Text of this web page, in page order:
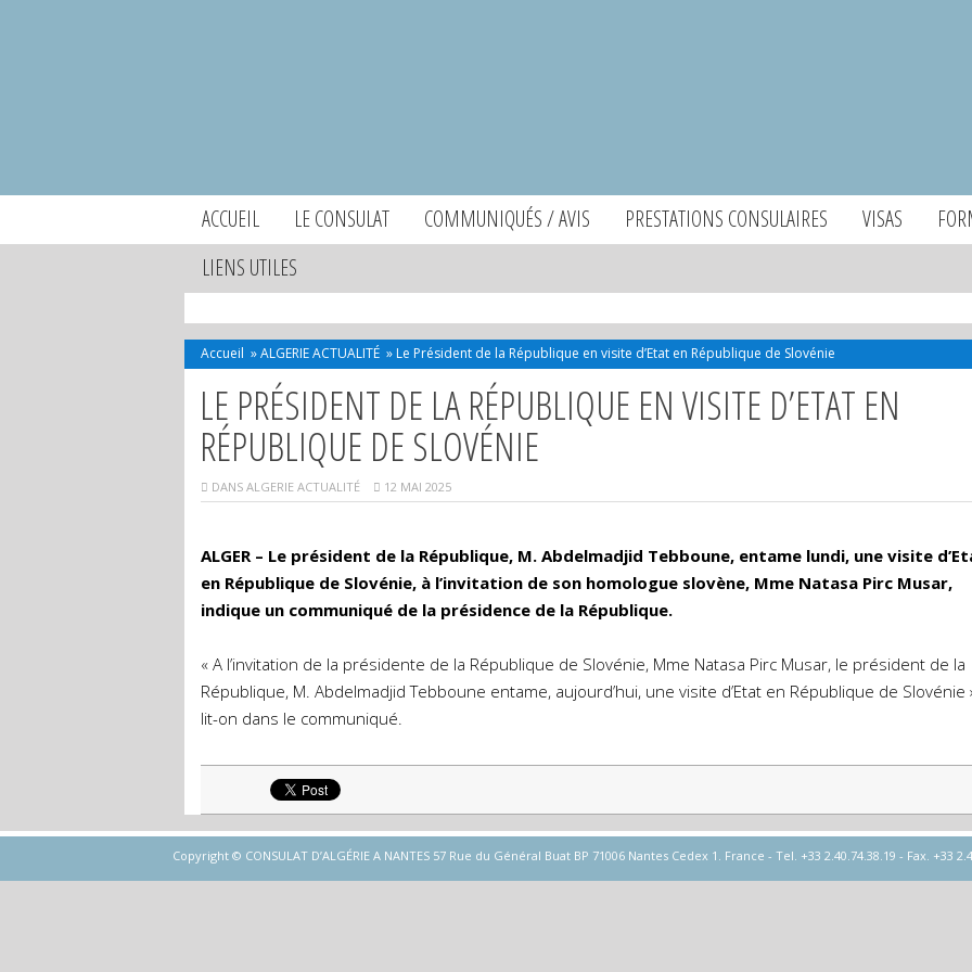
ACCUEIL LE CONSULAT COMMUNIQUÉS / AVIS PRESTATIONS CONSULAIRES VISAS
LIENS UTILES
Accueil »ALGERIE ACTUALITÉ » Le Président de la République en visite d’Etat en République de Slovénie
LE PRÉSIDENT DE LA RÉPUBLIQUE EN VISITE D’ETAT EN
RÉPUBLIQUE DE SLOVÉNIE
DANS ALGERIE ACTUALITÉ 12 MAI 2025
ALGER – Le président de la République, M. Abdelmadjid Tebboune, entame lundi, une visite
en République de Slovénie, à l’invitation de son homologue slovène, Mme Natasa Pirc Musar,
indique un communiqué de la présidence de la République.
« A l’invitation de la présidente de la République de Slovénie, Mme Natasa Pirc Musar, le président de la
République, M. Abdelmadjid Tebboune entame, aujourd’hui, une visite d’Etat en République de Slovénie
lit-on dans le communiqué.
Copyright © CONSULAT D’ALGÉRIE A NANTES 57 Rue du Général Buat BP 71006 Nantes Cedex 1. France - Tel. +33 2.40.74.38.19 - Fax.